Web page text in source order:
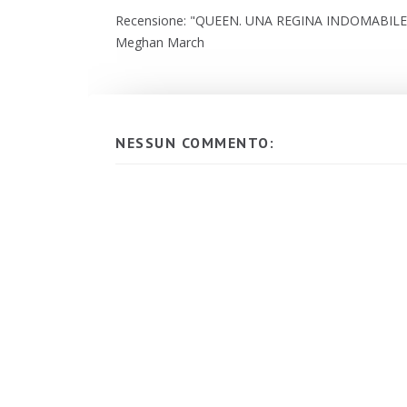
Recensione: "QUEEN. UNA REGINA
Meghan March
NESSUN COMMENTO: